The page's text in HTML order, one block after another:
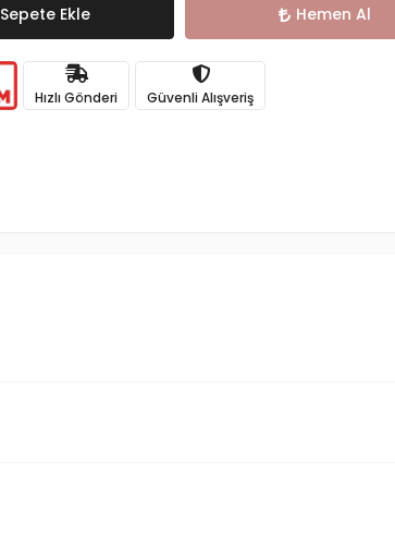
Sepete Ekle Hemen Al
Hızlı Gönderi Güvenli Alışveriş